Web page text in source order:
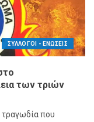
ΣΥΛΛΟΓΟΙ - ΕΝΩΣΕΙΣ
των τριών
τραγωδία που